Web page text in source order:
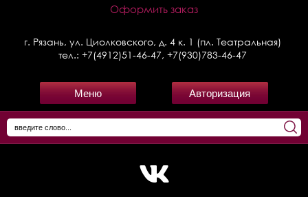
Оформить заказ
г. Рязань, ул. Циолковского, д. 4 к. 1 (пл. Театральная)
тел.: +7(4912)51-46-47, +7(930)783-46-47
Меню Авторизация